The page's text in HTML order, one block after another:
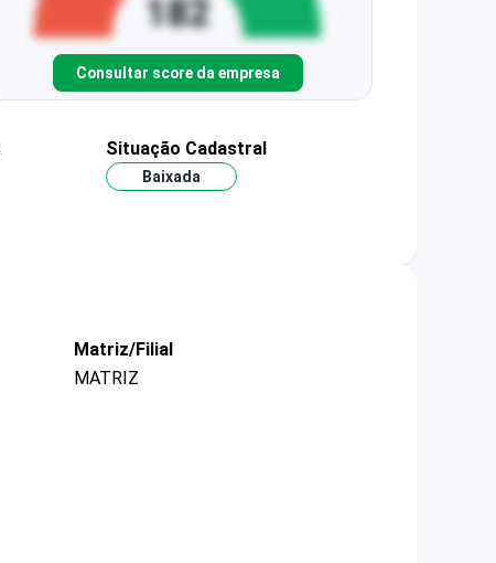
Consultar score da empresa
Situação Cadastral
Baixada
Matriz/Filial
MATRIZ